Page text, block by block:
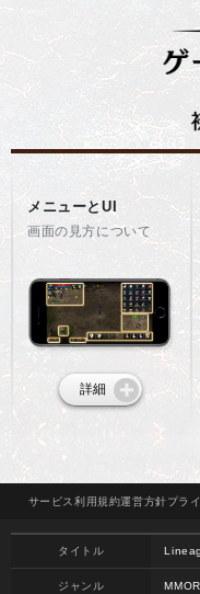
メニューとUI
画面の見方について
詳細
サービス 利用規約運営方針プラ
タイトル
ジャンル